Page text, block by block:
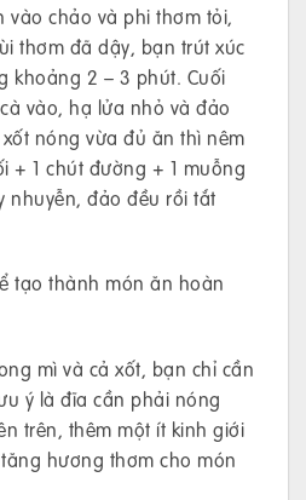
vào chảo và phi thơm tỏi,
thơm đã dậy, bạn trút xúc
khoảng 2 – 3 phút. Cuối
vào, hạ lửa nhỏ và đảo
nóng vừa đủ ăn thì nêm
+ 1 chút đường + 1 muỗng
nhuyễn, đảo đều rồi tắt
tạo thành món ăn hoàn
mì và cả xốt, bạn chỉ cần
ý là đĩa cần phải nóng
trên, thêm một ít kinh giới
hương thơm cho món